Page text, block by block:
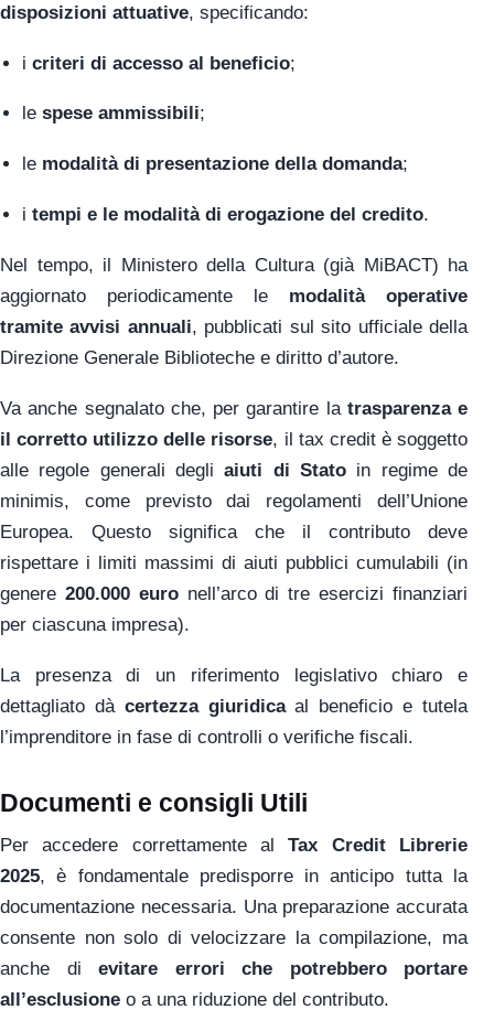
disposizioni attuative, specificando:
i criteri di accesso al beneficio;
le spese ammissibili;
le modalità di presentazione della domanda;
i tempi e le modalità di erogazione del credito.
Nel tempo, il Ministero della Cultura (già MiBACT) ha
aggiornato periodicamente le modalità operative
tramite avvisi annuali, pubblicati sul sito ufficiale della
Direzione Generale Biblioteche e diritto d’autore.
Va anche segnalato che, per garantire la trasparenza e
il corretto utilizzo delle risorse, il tax credit è soggetto
alle regole generali degliaiuti di Stato in regime de
minimis, come previsto dai regolamenti dell’Unione
Europea. Questo significa che il contributo deve
rispettare i limiti massimi di aiuti pubblici cumulabili (in
genere 200.000 euronell’arco di tre esercizi finanziari
per ciascuna impresa).
La presenza di un riferimento legislativo chiaro e
dettagliato dà certezza giuridicaal beneficio e tutela
l’imprenditore in fase di controlli o verifiche fiscali.
Documenti e consigli Utili
Per accedere correttamente alTax Credit Librerie
2025, è fondamentale predisporre in anticipo tutta la
documentazione necessaria. Una preparazione accurata
consente non solo di velocizzare la compilazione, ma
anche di evitare errori che potrebbero portare
all’esclusione o a una riduzione del contributo.